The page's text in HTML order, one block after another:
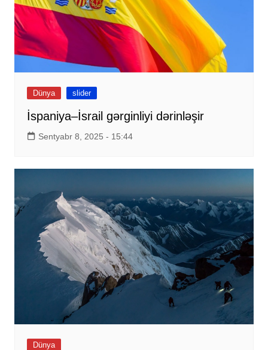
Dünya slider
İspaniya–İsrail gərginliyi dərinləşir
Sentyabr 8, 2025 - 15:44
Dünya